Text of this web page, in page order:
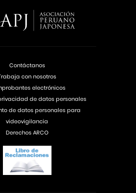
Contáctanos
con nosotros
electrónicos
de datos personales
de datos personales para
videovigilancia
Derechos ARCO